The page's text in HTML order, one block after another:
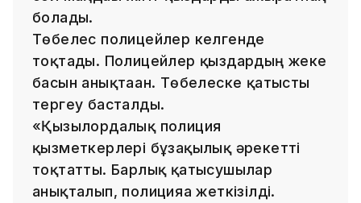
болады.
Төбелес полицейлер келгенде
тоқтады. Полицейлер қыздардың жеке
басын анықтаған. Төбелеске қатысты
тергеу басталды.
«Қызылордалық полиция
қызметкерлері бұзақылық әрекетті
тоқтатты. Барлық қатысушылар
анықталып, полицияға жеткізілді.